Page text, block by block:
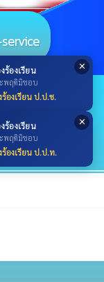
✕
ร้องเรียน
พฤติมิชอบ
ร้องเรียน ป.ป.ช.
✕
ร้องเรียน
พฤติมิชอบ
ร้องเรียน ป.ป.ท.
searchค้นหา